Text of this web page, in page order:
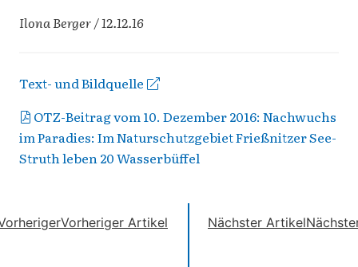
Ilona Berger / 12.12.16
Text- und Bildquelle
OTZ-Beitrag vom 10. Dezember 2016: Nachwuchs
im Paradies: Im Naturschutzgebiet Frießnitzer See-
Struth leben 20 Wasserbüffel
Vorheriger Artikel Nächster Artikel